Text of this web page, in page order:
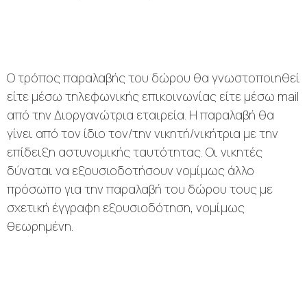
Ο τρόπος παραλαβής του δώρου θα γνωστοποιηθεί
είτε μέσω τηλεφωνικής επικοινωνίας είτε μέσω mail
από την Διοργανώτρια εταιρεία. Η παραλαβή θα
γίνει από τον ίδιο τον/την νικητή/νικήτρια με την
επίδειξη αστυνομικής ταυτότητας. Οι νικητές
δύναται να εξουσιοδοτήσουν νομίμως άλλο
πρόσωπο για την παραλαβή του δώρου τους με
σχετική έγγραφη εξουσιοδότηση, νομίμως
θεωρημένη.